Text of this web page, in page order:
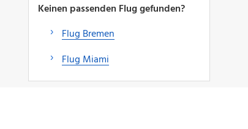
Keinen passenden Flug gefunden?
Flug Bremen
Flug Miami